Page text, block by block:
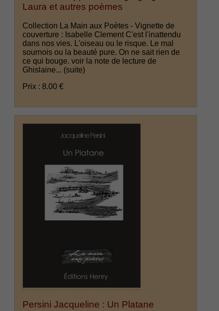
Laura et autres poèmes
Collection La Main aux Poètes - Vignette de
couverture : Isabelle Clement C'est l'inattendu
dans nos vies. L'oiseau ou le risque. Le mal
sournois ou la beauté pure. On ne sait rien de
ce qui bouge. voir la note de lecture de
Ghislaine... (suite)
Prix : 8.00 €
Persini Jacqueline : Un Platane